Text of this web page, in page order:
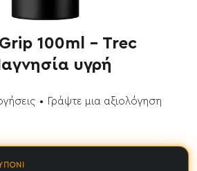
Έχει εξαντληθεί
100ml - Trec
υγρή
• Γράψτε μια αξιολόγηση